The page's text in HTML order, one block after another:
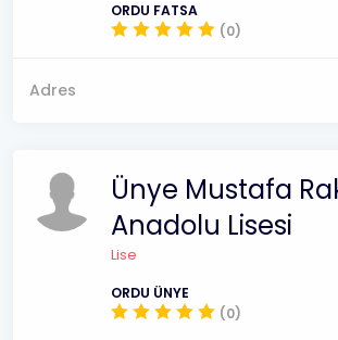
ORDU FATSA
(0)
Adres
Ünye Mustafa
Anadolu Lisesi
Lise
ORDU ÜNYE
(0)